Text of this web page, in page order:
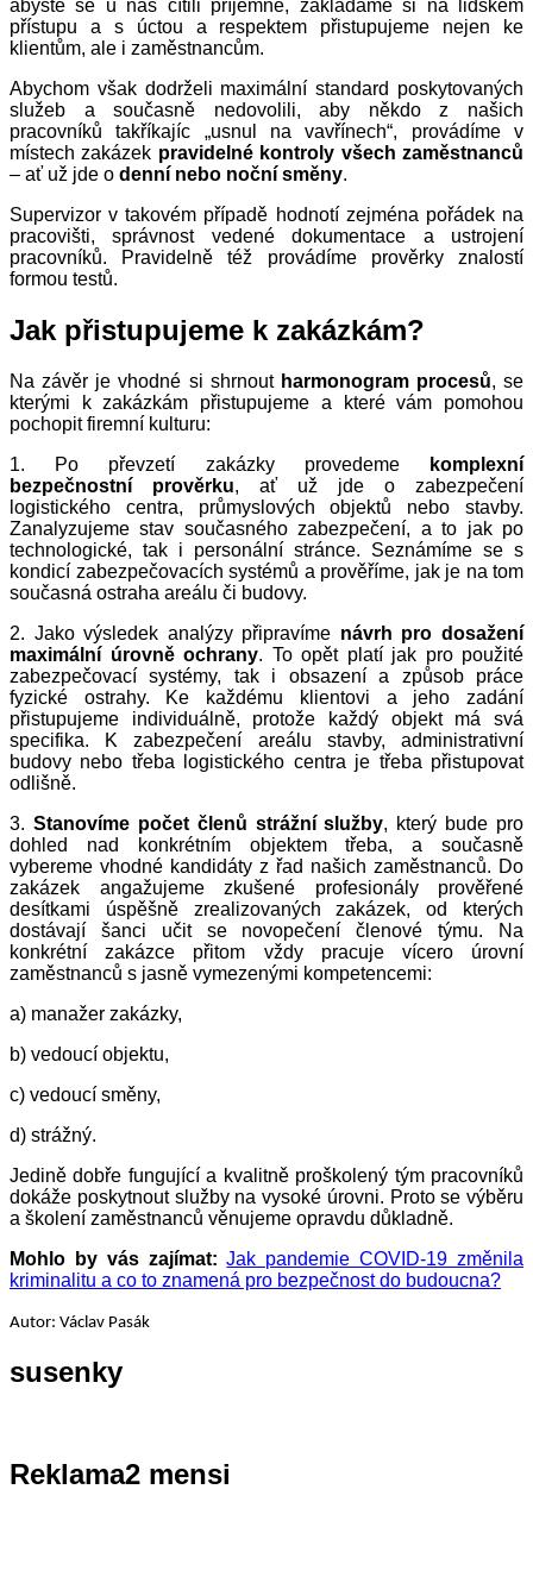
abyste se u nás cítili příjemně, zakládáme si na lidském
přístupu a s úctou a respektem přistupujeme nejen ke
klientům, ale i zaměstnancům.
Abychom však dodrželi maximální standard poskytovaných
služeb a současně nedovolili, aby někdo z našich
pracovníků takříkajíc „usnul na vavřínech“, provádíme v
místech zakázek pravidelné kontroly všech zaměstnanců
– ať už jde o denní nebo noční směny.
Supervizor v takovém případě hodnotí zejména pořádek na
pracovišti, správnost vedené dokumentace a ustrojení
pracovníků. Pravidelně též provádíme prověrky znalostí
formou testů.
Jak přistupujeme k zakázkám?
Na závěr je vhodné si shrnout harmonogram procesů, se
kterými k zakázkám přistupujeme a které vám pomohou
pochopit firemní kulturu:
1. Po převzetí zakázky provedeme
komplexní
bezpečnostní prověrku, ať už jde o zabezpečení
logistického centra, průmyslových objektů nebo stavby.
Zanalyzujeme stav současného zabezpečení, a to jak po
technologické, tak i personální stránce. Seznámíme se s
kondicí zabezpečovacích systémů a prověříme, jak je na tom
současná ostraha areálu či budovy.
2. Jako výsledek analýzy připravíme návrh pro dosažení
maximální úrovně ochrany. To opět platí jak pro použité
zabezpečovací systémy, tak i obsazení a způsob práce
fyzické ostrahy. Ke každému klientovi a jeho zadání
přistupujeme individuálně, protože každý objekt má svá
specifika. K zabezpečení areálu stavby, administrativní
budovy nebo třeba logistického centra je třeba přistupovat
odlišně.
3. Stanovíme počet členů strážní služby, který bude pro
dohled nad konkrétním objektem třeba, a současně
vybereme vhodné kandidáty z řad našich zaměstnanců. Do
zakázek angažujeme zkušené profesionály prověřené
desítkami úspěšně zrealizovaných zakázek, od kterých
dostávají šanci učit se novopečení členové týmu. Na
konkrétní zakázce přitom vždy pracuje vícero úrovní
zaměstnanců s jasně vymezenými kompetencemi:
a) manažer zakázky,
b) vedoucí objektu,
c) vedoucí směny,
d) strážný.
Jedině dobře fungující a kvalitně proškolený tým pracovníků
dokáže poskytnout služby na vysoké úrovni. Proto se výběru
a školení zaměstnanců věnujeme opravdu důkladně.
Mohlo by vás zajímat: Jak pandemie COVID-19 změnila
kriminalitu a co to znamená pro bezpečnost do budoucna?
Autor: Václav Pasák
susenky
Reklama2 mensi